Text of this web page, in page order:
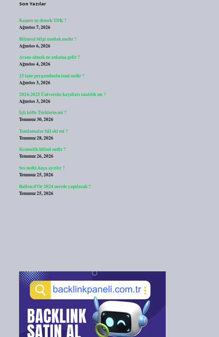
Son Yazılar
Kanere ne demek TDK ?
Ağustos 7, 2026
Bilimsel bilgi mutlak mıdır ?
Ağustos 6, 2026
Avans almak ne anlama gelir ?
Ağustos 4, 2026
25 tane peygamberin ismi nedir ?
Ağustos 3, 2026
2024-2025 Üniversite kayıtları uzatıldı mı ?
Ağustos 3, 2026
İçli köfte Türklerin mi ?
Temmuz 30, 2026
Tamlamalar hâl eki mi ?
Temmuz 28, 2026
Kozmetik bilimi nedir ?
Temmuz 26, 2026
Ses nedir, kaça ayrılır ?
Temmuz 25, 2026
Ballon d’Or 2024 nerede yapılacak ?
Temmuz 25, 2026